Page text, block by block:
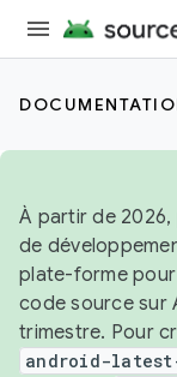
À partir de
de
plate-forme
code source sur
trimestre. Pour
android-